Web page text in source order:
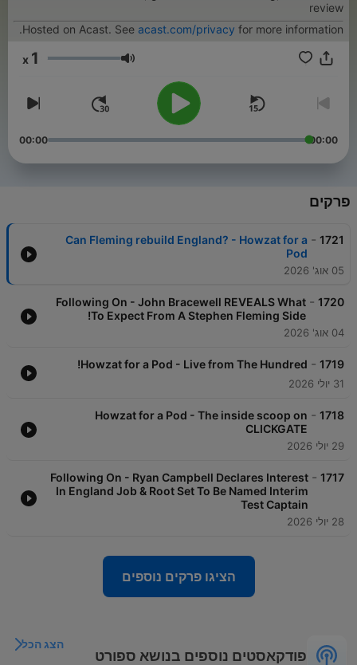
review
Hosted on Acast. See acast.com/privacy for more information.
עוצמת שמע 1
00:00
00:00
פרקים
1721
-
Can Fleming rebuild England? - Howzat for a
Pod
05 אוג' 2026
1720
-
Following On - John Bracewell REVEALS What
To Expect From A Stephen Fleming Side!
04 אוג' 2026
1719
-
Howzat for a Pod - Live from The Hundred!
31 יולי 2026
1718
-
Howzat for a Pod - The inside scoop on
CLICKGATE
29 יולי 2026
1717
-
Following On - Ryan Campbell Declares Interest
In England Job & Root Set To Be Named Interim
Test Captain
28 יולי 2026
הציגו פרקים נוספים
פודקאסטים נוספים בנושא ספורט
הצג הכל